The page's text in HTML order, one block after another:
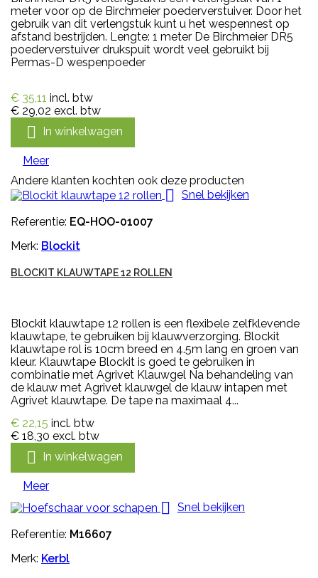
meter voor op de Birchmeier poederverstuiver. Door het
gebruik van dit verlengstuk kunt u het wespennest op
afstand bestrijden. Lengte: 1 meter De Birchmeier DR5
poederverstuiver drukspuit wordt veel gebruikt bij
Permas-D wespenpoeder
€ 35,11 incl. btw
€ 29,02 excl. btw
 In winkelwagen
Meer
Andere klanten kochten ook deze producten
 Snel bekijken
Referentie: EQ-HOO-01007
Merk: Blockit
BLOCKIT KLAUWTAPE 12 ROLLEN
Blockit klauwtape 12 rollen is een flexibele zelfklevende
klauwtape, te gebruiken bij klauwverzorging. Blockit
klauwtape rol is 10cm breed en 4.5m lang en groen van
kleur. Klauwtape Blockit is goed te gebruiken in
combinatie met Agrivet Klauwgel Na behandeling van
de klauw met Agrivet klauwgel de klauw intapen met
Agrivet klauwtape. De tape na maximaal 4...
€ 22,15 incl. btw
€ 18,30 excl. btw
 In winkelwagen
Meer
 Snel bekijken
Referentie: M16607
Merk: Kerbl